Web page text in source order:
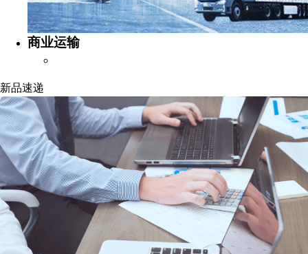
商业运输
新品速递